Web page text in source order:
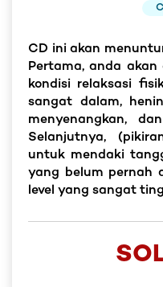
CD ini akan
Pertama, anda
kondisi relaksasi
sangat dalam,
menyenangkan,
Selanjutnya,
untuk mendaki
yang belum pernah
level yang sangat